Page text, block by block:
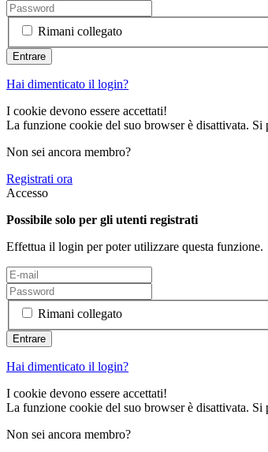
Rimani collegato
Hai dimenticato il login?
I cookie devono essere accettati!
La funzione cookie del suo browser è disattivata. Si
Non sei ancora membro?
Registrati ora
Accesso
Possibile solo per gli utenti registrati
Effettua il login per poter utilizzare questa funzione.
Rimani collegato
Hai dimenticato il login?
I cookie devono essere accettati!
La funzione cookie del suo browser è disattivata. Si
Non sei ancora membro?